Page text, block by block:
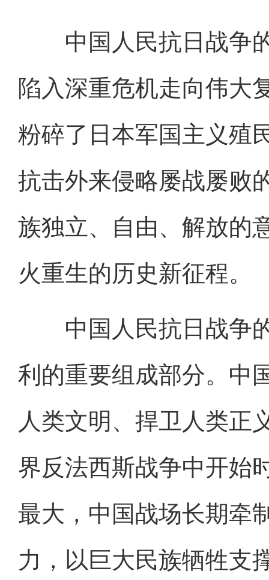
中国人民抗日战争的
陷入深重危机走向伟大
粉碎了日本军国主义殖
抗击外来侵略屡战屡败
族独立、自由、解放的
火重生的历史新征程。
中国人民抗日战争的
利的重要组成部分。中
人类文明、捍卫人类正
界反法西斯战争中开始
最大，中国战场长期牵
力，以巨大民族牺牲支